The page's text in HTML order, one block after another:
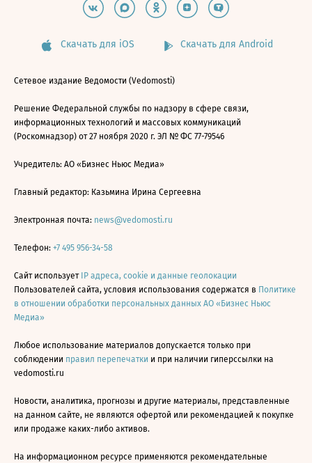
Скачать для iOS Скачать для Android
Сетевое издание Ведомости (Vedomosti)
Решение Федеральной службы по надзору в сфере связи,
информационных технологий и массовых коммуникаций
(Роскомнадзор) от 27 ноября 2020 г. ЭЛ № ФС 77-79546
Учредитель: АО «Бизнес Ньюс Медиа»
Главный редактор: Казьмина Ирина Сергеевна
Электронная почта: news@vedomosti.ru
Телефон: +7 495 956-34-58
Сайт использует IP адреса, cookie и данные геолокации
Пользователей сайта, условия использования содержатся в Политике
в отношении обработки персональных данных АО «Бизнес Ньюс
Медиа»
Любое использование материалов допускается только при
соблюдении правил перепечатки и при наличии гиперссылки на
vedomosti.ru
Новости, аналитика, прогнозы и другие материалы, представленные
на данном сайте, не являются офертой или рекомендацией к покупке
или продаже каких-либо активов.
На информационном ресурсе применяются рекомендательные